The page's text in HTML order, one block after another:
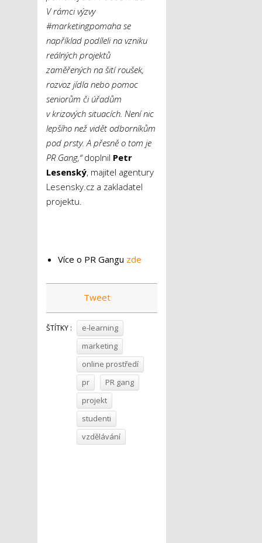
V rámci výzvy
#marketingpomaha se
například podíleli na vzniku
reálných projektů
zaměřených na šití roušek,
rozvoz jídla nebo pomoc
seniorům či úřadům
v krizových situacích. Není nic
lepšího než vidět odborníkům
pod prsty. A přesně o tom je
PR Gang,“doplnil Petr
Lesenský, majitel agentury
Lesensky.cz a zakladatel
projektu.
Více o PR Gangu zde
Tweet
ŠTÍTKY :
e-learning
marketing
online prostředí
pr
PR gang
projekt
studenti
vzdělávání